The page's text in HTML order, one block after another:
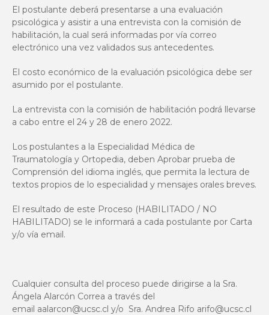
El postulante deberá presentarse a una evaluación
psicológica y asistir a una entrevista con la comisión de
habilitación, la cual será informadas por vía correo
electrónico una vez validados sus antecedentes.
El costo económico de la evaluación psicológica debe ser
asumido por el postulante.
La entrevista con la comisión de habilitación podrá llevarse
a cabo entre el 24 y 28 de enero 2022.
Los postulantes a la Especialidad Médica de
Traumatología y Ortopedia, deben Aprobar prueba de
Comprensión del idioma inglés, que permita la lectura de
textos propios de lo especialidad y mensajes orales breves.
El resultado de este Proceso (HABILITADO / NO
HABILITADO) se le informará a cada postulante por Carta
y/o vía email.
Cualquier consulta del proceso puede dirigirse a la Sra.
Ángela Alarcón Correa a través del
email aalarcon@ucsc.cl y/o Sra. Andrea Rifo arifo@ucsc.cl